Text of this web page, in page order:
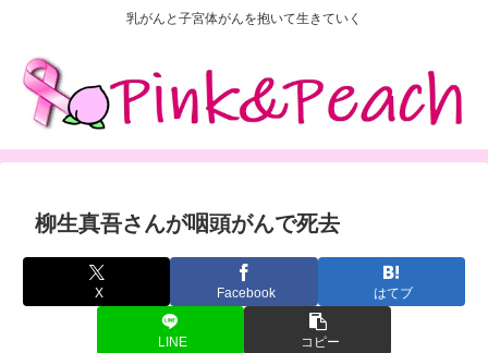
乳がんと子宮体がんを抱いて生きていく
柳生真吾さんが咽頭がんで死去
X Facebook はてブ
LINE コピー